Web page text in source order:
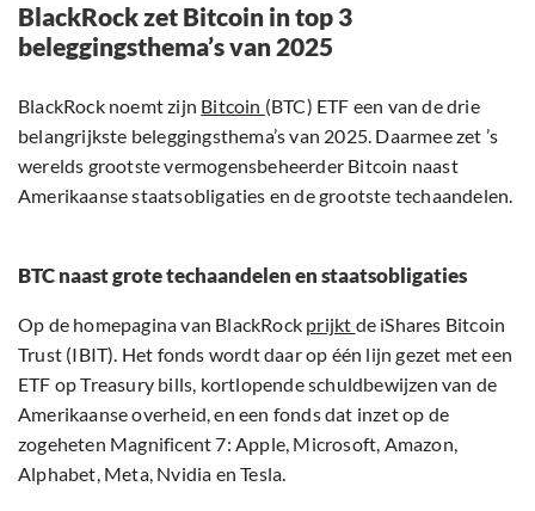
BlackRock zet Bitcoin in top 3
beleggingsthema’s van 2025
BlackRock noemt zijn Bitcoin (BTC) ETF een van de drie
belangrijkste beleggingsthema’s van 2025. Daarmee zet ’s
werelds grootste vermogensbeheerder Bitcoin naast
Amerikaanse staatsobligaties en de grootste techaandelen.
BTC naast grote techaandelen en staatsobligaties
Op de homepagina van BlackRock prijkt de iShares Bitcoin
Trust (IBIT). Het fonds wordt daar op één lijn gezet met een
ETF op Treasury bills, kortlopende schuldbewijzen van de
Amerikaanse overheid, en een fonds dat inzet op de
zogeheten Magnificent 7: Apple, Microsoft, Amazon,
Alphabet, Meta, Nvidia en Tesla.